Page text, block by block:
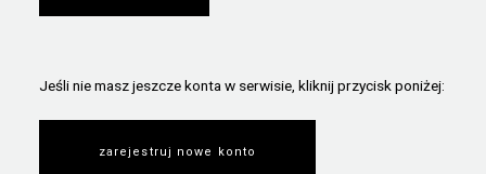
Jeśli nie masz jeszcze konta w serwisie, kliknij przycisk poniżej:
zarejestruj nowe konto